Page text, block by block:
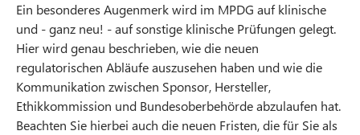
Ein besonderes Augenmerk wird im MPDG auf klinische
und - ganz neu! - auf sonstige klinische Prüfungen gelegt.
Hier wird genau beschrieben, wie die neuen
regulatorischen Abläufe auszusehen haben und wie die
Kommunikation zwischen Sponsor, Hersteller,
Ethikkommission und Bundesoberbehörde abzulaufen hat.
Beachten Sie hierbei auch die neuen Fristen, die für Sie als